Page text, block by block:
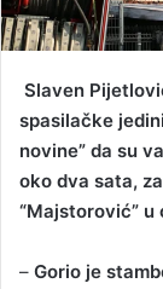
Slaven
spasilačke
novine” da su
oko dva sata,
“Majstorović” u
– Gorio je